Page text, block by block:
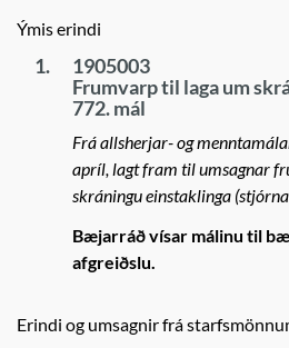
Ýmis erindi
1.
1905003
Frumvarp til laga um
772. mál
Frá allsherjar- og
apríl, lagt fram til umsagnar
skráningu einstaklinga
Bæjarráð vísar málinu til
afgreiðslu.
Erindi og umsagnir frá